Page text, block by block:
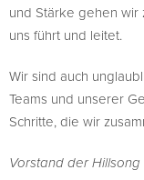
und Stärke gehen wir
uns führt und leitet.
Wir sind auch
Teams und unserer
Schritte, die wir
Vorstand der Hillsong